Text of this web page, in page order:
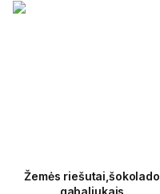
Žemės riešutai,šokolado